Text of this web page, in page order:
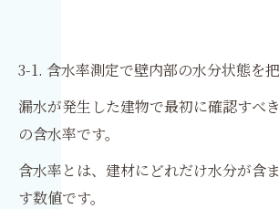
3-1. 含水率測定で壁内部の水分状態を
漏水が発生した建物で最初に確認すべ
の含水率です。
含水率とは、建材にどれだけ水分が含
す数値です。